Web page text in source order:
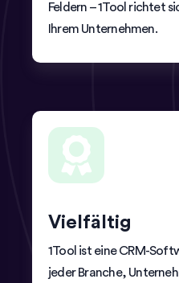
Feldern – 1Tool richtet
Ihrem Unternehmen.
Vielfältig
1Tool ist eine CRM-
jeder Branche,